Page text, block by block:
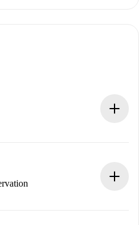
toutes les informations